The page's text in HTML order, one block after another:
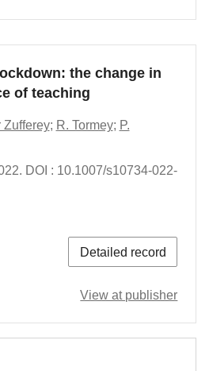
the change in
of teaching
Zufferey; R. Tormey; P.
DOI : 10.1007/s10734-022-
Detailed record
View at publisher